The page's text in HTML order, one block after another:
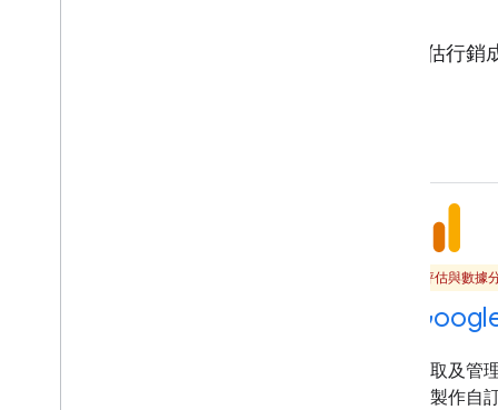
相關產品和 API 可用於分析廣告活動成效、評估行
評估與數據
存取及管
便製作自